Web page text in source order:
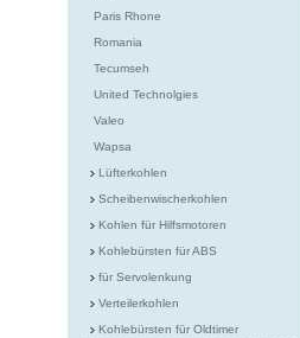
Paris Rhone
Romania
Tecumseh
United Technolgies
Valeo
Wapsa
Lüfterkohlen
Scheibenwischerkohlen
Kohlen für Hilfsmotoren
Kohlebürsten für ABS
für Servolenkung
Verteilerkohlen
Kohlebürsten für Oldtimer